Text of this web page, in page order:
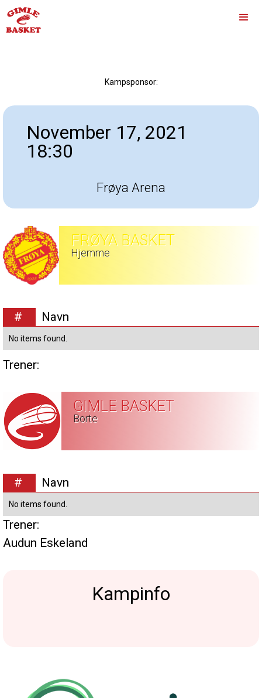
Kampsponsor:
November 17, 2021
18:30
Frøya Arena
FRØYA BASKET
Hjemme
# Navn
No items found.
Trener:
GIMLE BASKET
Borte
# Navn
No items found.
Trener:
Audun Eskeland
Kampinfo